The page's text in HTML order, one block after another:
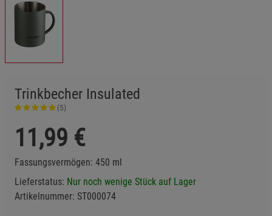
Trinkbecher Insulated
(5)
11,99 €
Fassungsvermögen: 450 ml
Lieferstatus: Nur noch wenige Stück auf Lager
Artikelnummer: ST000074